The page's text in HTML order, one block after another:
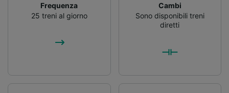
Frequenza
25 treni al giorno
Cambi
Sono disponibili treni
diretti